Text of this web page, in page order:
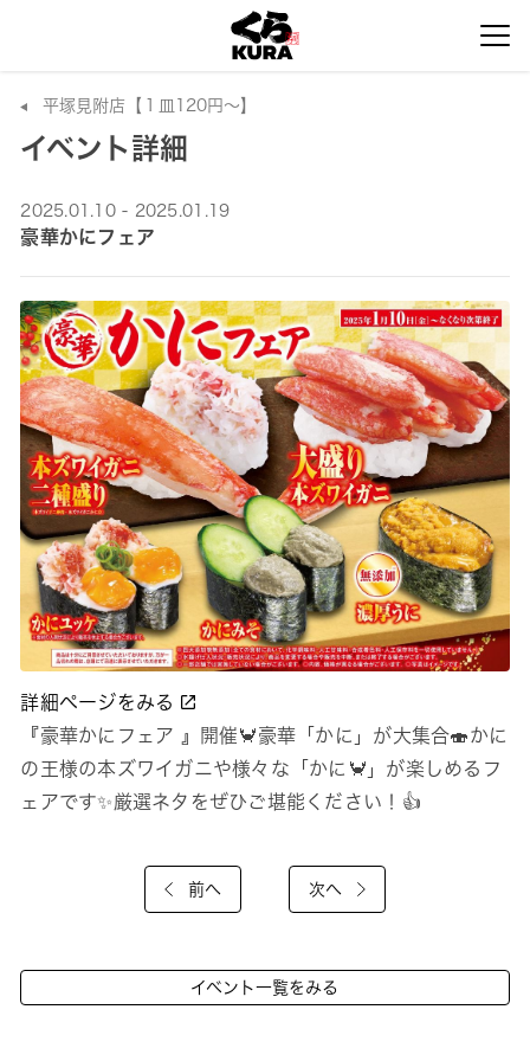
平塚見附店【１皿120円～】
イベント詳細
2025.01.10 - 2025.01.19
豪華かにフェア
詳細ページをみる
『豪華かにフェア 』開催🦀豪華「かに」が大集合🍣かに
の王様の本ズワイガニや様々な「かに🦀」が楽しめるフ
ェアです✨️厳選ネタをぜひご堪能ください！👍
前へ 次へ
イベント一覧をみる